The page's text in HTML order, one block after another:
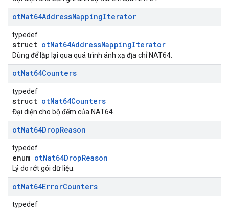
otNat64AddressMappingIterator
typedef
struct otNat64AddressMappingIterator
Dùng để lặp lại qua quá trình ánh xạ địa chỉ NAT64.
otNat64Counters
typedef
struct otNat64Counters
Đại diện cho bộ đếm của NAT64.
otNat64DropReason
typedef
enum otNat64DropReason
Lý do rớt gói dữ liệu.
otNat64ErrorCounters
typedef